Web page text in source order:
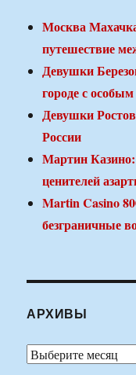
Москва
путешествие
Девушки
городе с
Девушки
России
Мартин
ценителей
Martin Casino
безграничные
АРХИВЫ
Архивы